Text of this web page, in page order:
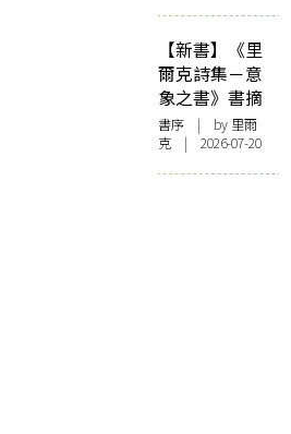
【新書】《里
爾克詩集－意
象之書》書摘
書序 | by 里爾
克 | 2026-07-20